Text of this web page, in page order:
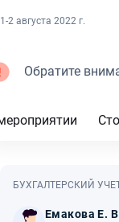
1-2 августа 2022 г.
Обратите
БУХГАЛТЕРСКИЙ
Емакова Е.